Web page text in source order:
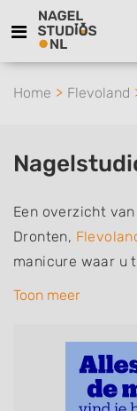
Home Flevoland
Een overzicht
Dronten,
manicure waar u
nagelverzorging
French
Toon meer